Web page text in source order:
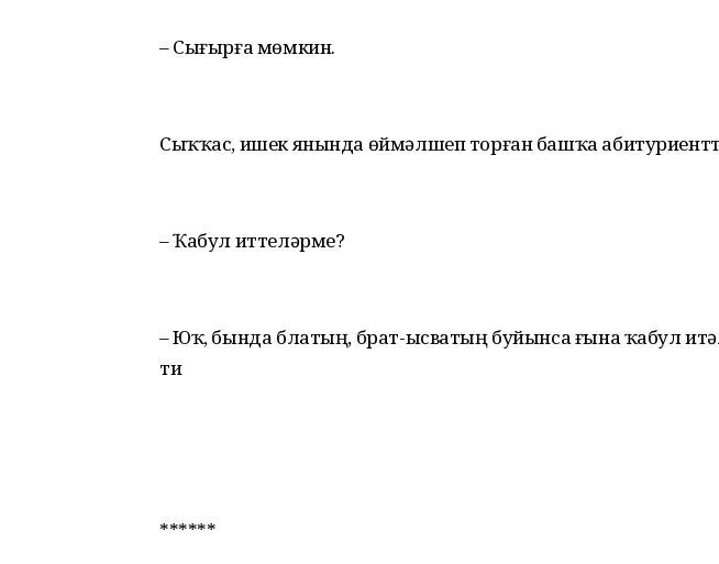
– Сығырға мөмкин.
Сыҡҡас, ишек янында өймәлшеп торған башҡа
– Ҡабул иттеләрме?
– Юҡ, бында блатың, брат-ысватың буйынса ғына ҡабул
ти
******